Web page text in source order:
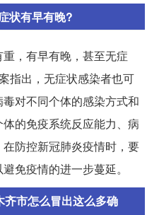
状有早有晚?
，有早有晚，甚至无症
指出，无症状感染者也可
对不同个体的感染方式和
的免疫系统反应能力、病
防控新冠肺炎疫情时，要
免疫情的进一步蔓延。
市怎么冒出这么多确